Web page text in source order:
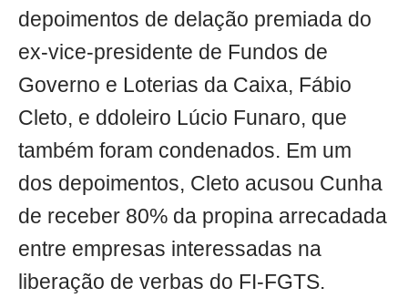
depoimentos de delação premiada do
ex-vice-presidente de Fundos de
Governo e Loterias da Caixa, Fábio
Cleto, e ddoleiro Lúcio Funaro, que
também foram condenados. Em um
dos depoimentos, Cleto acusou Cunha
de receber 80% da propina arrecadada
entre empresas interessadas na
liberação de verbas do FI-FGTS.